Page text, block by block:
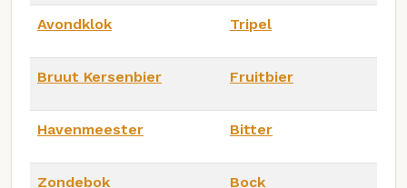
Avondklok Tripel
Bruut Kersenbier Fruitbier
Havenmeester Bitter
Zondebok Bock